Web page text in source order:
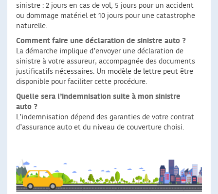
sinistre : 2 jours en cas de vol, 5 jours pour un accident
ou dommage matériel et 10 jours pour une catastrophe
naturelle.
Comment faire une déclaration de sinistre auto ?
La démarche implique d’envoyer une déclaration de
sinistre à votre assureur, accompagnée des documents
justificatifs nécessaires. Un modèle de lettre peut être
disponible pour faciliter cette procédure.
Quelle sera l’indemnisation suite à mon sinistre
auto ?
L’indemnisation dépend des garanties de votre contrat
d’assurance auto et du niveau de couverture choisi.